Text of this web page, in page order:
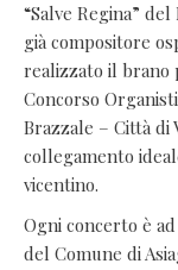
“Salve Regina”
già compositore
realizzato il brano
Concorso
Brazzale – Città di
collegamento
vicentino.
Ogni concerto è
del Comune di